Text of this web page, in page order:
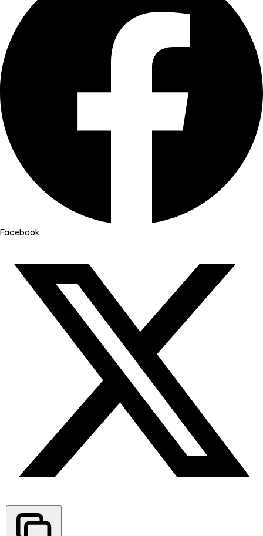
Facebook